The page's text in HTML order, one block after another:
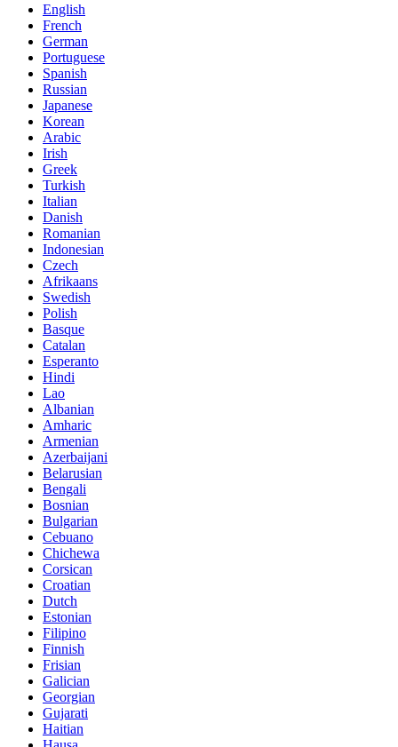
English
French
German
Portuguese
Spanish
Russian
Japanese
Korean
Arabic
Irish
Greek
Turkish
Italian
Danish
Romanian
Indonesian
Czech
Afrikaans
Swedish
Polish
Basque
Catalan
Esperanto
Hindi
Lao
Albanian
Amharic
Armenian
Azerbaijani
Belarusian
Bengali
Bosnian
Bulgarian
Cebuano
Chichewa
Corsican
Croatian
Dutch
Estonian
Filipino
Finnish
Frisian
Galician
Georgian
Gujarati
Haitian